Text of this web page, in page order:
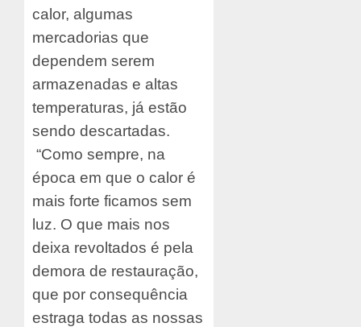
calor, algumas
mercadorias que
dependem serem
armazenadas e altas
temperaturas, já estão
sendo descartadas.
“Como sempre, na
época em que o calor é
mais forte ficamos sem
luz. O que mais nos
deixa revoltados é pela
demora de restauração,
que por consequência
estraga todas as nossas